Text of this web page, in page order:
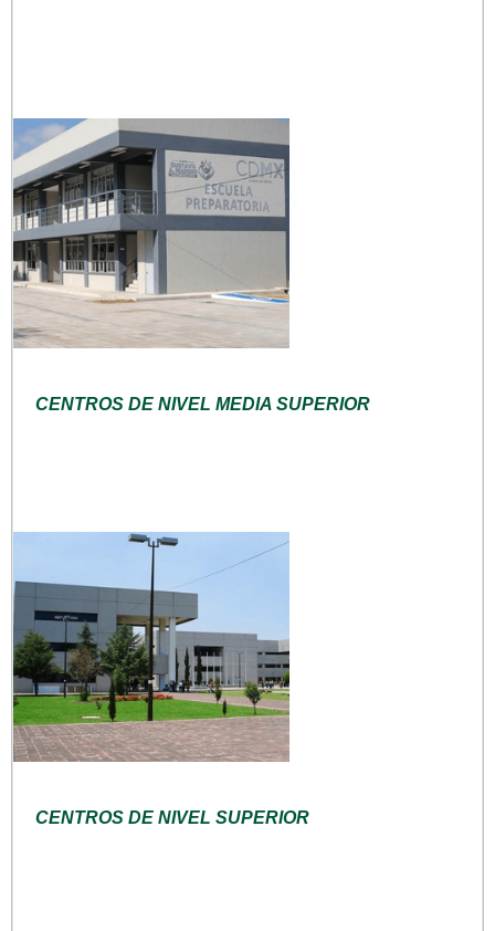
CENTROS DE NIVEL MEDIA SUPERIOR
CENTROS DE NIVEL SUPERIOR